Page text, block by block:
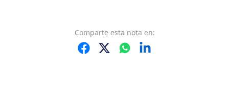
Comparte esta nota en: